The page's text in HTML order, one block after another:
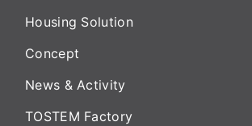
Housing Solution
Concept
News & Activity
TOSTEM Factory